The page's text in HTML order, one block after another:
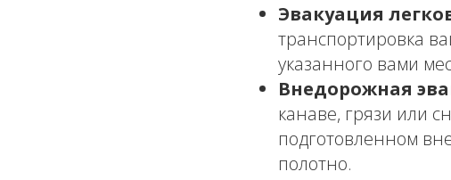
Эвакуация
транспортировка
указанного вами
Внедорожная
канаве, грязи или
подготовленном
полотно.